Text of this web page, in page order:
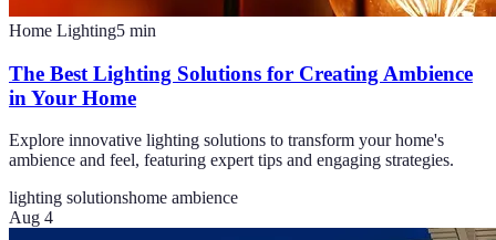
Home Lighting5 min
The Best Lighting Solutions for Creating Ambience
in Your Home
Explore innovative lighting solutions to transform your home's
ambience and feel, featuring expert tips and engaging strategies.
lighting solutionshome ambience
Aug 4